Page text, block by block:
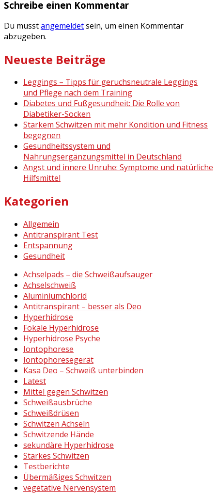
Schreibe einen Kommentar
Du musstangemeldetsein, um einen Kommentar
abzugeben.
Neueste Beiträge
Leggings – Tipps für geruchsneutrale Leggings
und Pflege nach dem Training
Diabetes und Fußgesundheit: Die Rolle von
Diabetiker-Socken
Starkem Schwitzen mit mehr Kondition und Fitness
begegnen
Gesundheitssystem und
Nahrungsergänzungsmittel in Deutschland
Angst und innere Unruhe: Symptome und natürliche
Hilfsmittel
Kategorien
Allgemein
Antitranspirant Test
Entspannung
Gesundheit
Achselpads – die Schweißaufsauger
Achselschweiß
Aluminiumchlorid
Antitranspirant – besser als Deo
Hyperhidrose
Fokale Hyperhidrose
Hyperhidrose Psyche
Iontophorese
Iontophoresegerät
Kasa Deo – Schweiß unterbinden
Latest
Mittel gegen Schwitzen
Schweißausbrüche
Schweißdrüsen
Schwitzen Achseln
Schwitzende Hände
sekundäre Hyperhidrose
Starkes Schwitzen
Testberichte
Übermäßiges Schwitzen
vegetative Nervensystem